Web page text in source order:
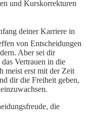
und Kurskorrekturen
deiner Karriere in
von Entscheidungen
Aber sei dir
Vertrauen in die
meist erst mit der Zeit
dir die Freiheit geben,
die